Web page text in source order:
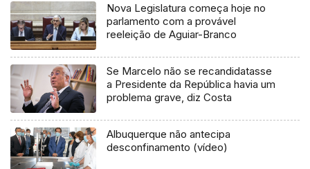
Nova Legislatura começa hoje no
parlamento com a provável
reeleição de Aguiar-Branco
Se Marcelo não se recandidatasse
a Presidente da República havia um
problema grave, diz Costa
Albuquerque não antecipa
desconfinamento (vídeo)